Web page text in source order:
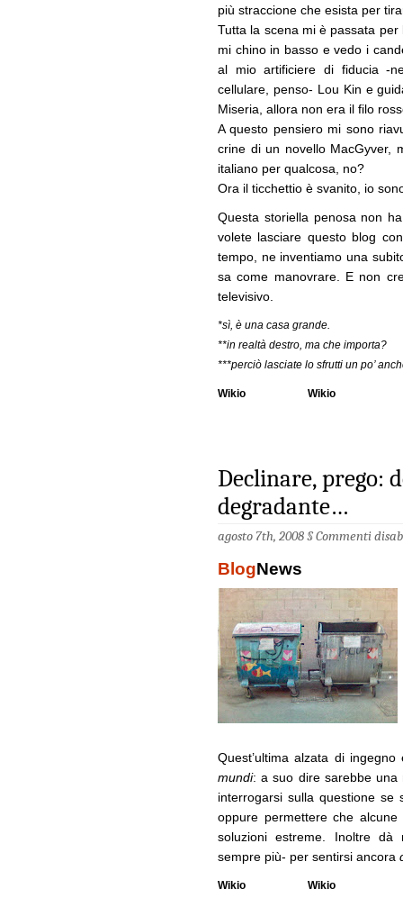
più straccione che esista per
Tutta la scena mi è passata
mi chino in basso e vedo i
al mio artificiere di fiducia -
cellulare, penso- Lou Kin e
Miseria, allora non era il filo
A questo pensiero mi sono
crine di un novello MacGyver,
italiano per qualcosa, no?
Ora il ticchettio è svanito, io
Questa storiella penosa non
volete lasciare questo blog
tempo, ne inventiamo una
sa come manovrare. E non
televisivo.
*sì, è una casa grande.
**in realtà destro, ma che importa?
***perciò lasciate lo sfrutti un po’
Wikio Wikio
Declinare, prego:
degradante…
agosto 7th, 2008 §Commenti
BlogNews
Quest’ultima alzata di
mundi: a suo dire sarebbe una
interrogarsi sulla questione se
oppure permettere che
soluzioni estreme. Inoltre dà
sempre più- per sentirsi ancora
Wikio Wikio